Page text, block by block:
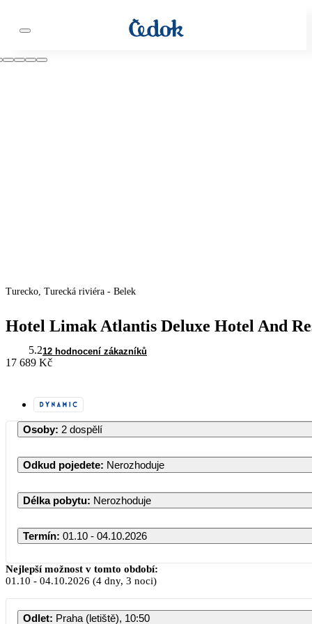
Turecko, Turecká riviéra - Belek
Hotel Limak Atlantis Deluxe Hotel And
5.212 hodnocení zákazníků
17 689 Kč
Osoby: 2 dospělí
Odkud pojedete: Nerozhoduje
Délka pobytu: Nerozhoduje
Termín: 01.10 - 04.10.2026
Říjen 2026
PO ÚT ST ČT PÁ
Nejlepší možnost v tomto období:
01.10 - 04.10.2026 (4 dny, 3 noci)
Odlet: Praha (letiště), 10:50